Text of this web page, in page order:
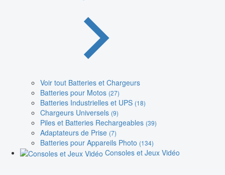
Voir tout Batteries et Chargeurs
Batteries pour Motos (27)
Batteries Industrielles et UPS (18)
Chargeurs Universels (9)
Piles et Batteries Rechargeables (39)
Adaptateurs de Prise (7)
Batteries pour Appareils Photo (134)
Consoles et Jeux Vidéo